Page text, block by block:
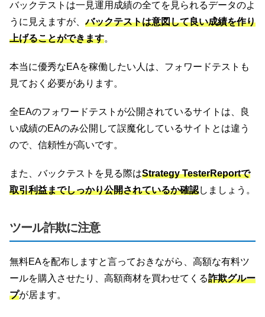
バックテストは一見運用成績の全てを見られるデータのよ
うに見えますが、バックテストは意図して良い成績を作り
上げることができます。
本当に優秀なEAを稼働したい人は、フォワードテストも
見ておく必要があります。
全EAのフォワードテストが公開されているサイトは、良
い成績のEAのみ公開して誤魔化しているサイトとは違う
ので、信頼性が高いです。
また、バックテストを見る際はStrategy TesterReportで
取引利益までしっかり公開されているか確認しましょう。
ツール詐欺に注意
無料EAを配布しますと言っておきながら、高額な有料ツ
ールを購入させたり、高額商材を買わせてくる詐欺グルー
プが居ます。